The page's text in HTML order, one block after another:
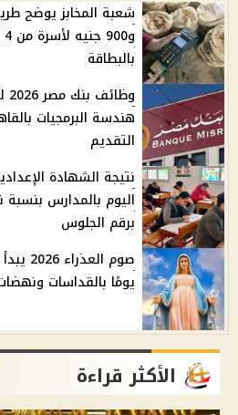
شعبة المخابز يوضح
بالبطاقة
هندسة البرمجيات
التقديم
برقم الجلوس
يومًا بالقداسات
الأكثر قراءة